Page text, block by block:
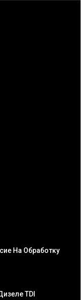
На Обработку
TDI